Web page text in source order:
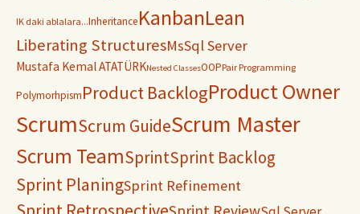
IK daki ablalara...InheritanceKanbanLean
Liberating StructuresMsSql Server
Mustafa Kemal ATATÜRKNested ClassesOOPPair Programming
PolymorhpismProduct BacklogProduct Owner
ScrumScrum GuideScrum Master
Scrum TeamSprintSprint Backlog
Sprint PlaningSprint Refinement